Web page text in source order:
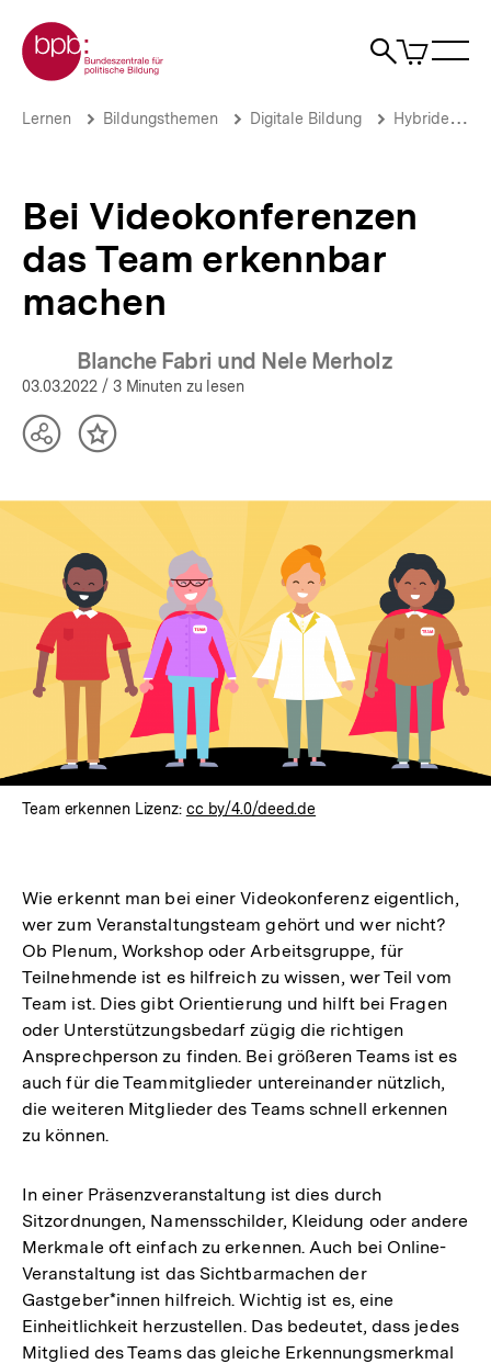
zum
Seiteninhalt
springen
Zur Startseite der bpb
Suche
Artikel
im
Bei
erkennbar
machen
Hybride
Veranstaltungen
Brotkrümelnavigation
Pfadnavigation
Lernen Bildungsthemen Digitale Bildung Hybride Veranstaltungen
Bei Videokonferenzen
das Team erkennbar
machen
Blanche Fabri und Nele Merholz
03.03.2022 / 3 Minuten zu lesen
TeilenInhalt
Team erkennen Lizenz: cc by/4.0/deed.de
Wie erkennt man bei einer Videokonferenz eigentlich,
wer zum Veranstaltungsteam gehört und wer nicht?
Ob Plenum, Workshop oder Arbeitsgruppe, für
Teilnehmende ist es hilfreich zu wissen, wer Teil vom
Team ist. Dies gibt Orientierung und hilft bei Fragen
oder Unterstützungsbedarf zügig die richtigen
Ansprechperson zu finden. Bei größeren Teams ist es
auch für die Teammitglieder untereinander nützlich,
die weiteren Mitglieder des Teams schnell erkennen
zu können.
In einer Präsenzveranstaltung ist dies durch
Sitzordnungen, Namensschilder, Kleidung oder andere
Merkmale oft einfach zu erkennen. Auch bei Online-
Veranstaltung ist das Sichtbarmachen der
Gastgeber*innen hilfreich. Wichtig ist es, eine
Einheitlichkeit herzustellen. Das bedeutet, dass jedes
Mitglied des Teams das gleiche Erkennungsmerkmal